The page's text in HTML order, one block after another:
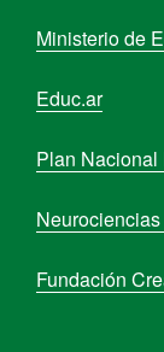
Ministerio de
Educ.ar
Plan
Fundación